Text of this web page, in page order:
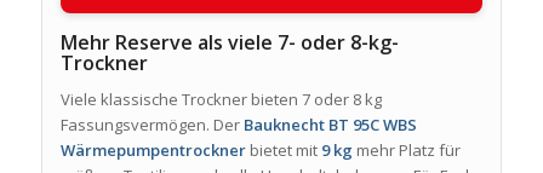
Mehr Reserve als viele 7- oder 8-kg-
Trockner
Viele klassische Trockner bieten 7 oder 8 kg
Fassungsvermögen. Der Bauknecht BT 95C WBS
Wärmepumpentrocknerbietet mit 9 kg mehr Platz für